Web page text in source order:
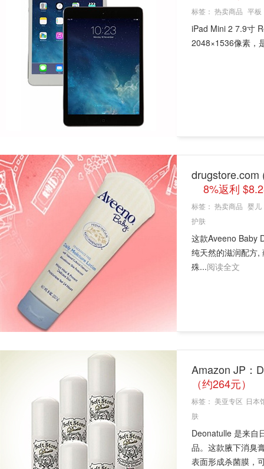
标签： 热卖商品 平板
iPad Mini 2 7.9寸
2048×1536像素，
drugstore.com
8%返利
标签： 热卖商品 婴儿
护肤
这款Aveeno Baby
纯天然的滋润配方,
殊...阅读全文
Amazon JP：
（约264元）
标签： 美亚专区 日本
肤
Deonatulle 是来自
品。这款腋下消臭
表面形成杀菌膜，